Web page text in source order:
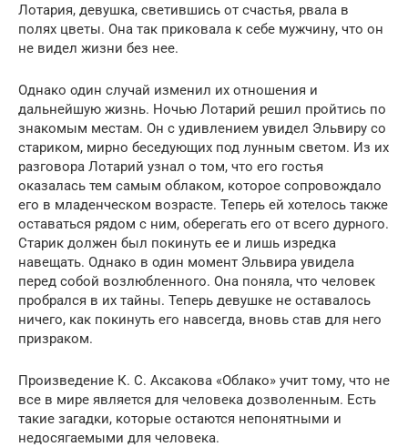
Лотария, девушка, светившись от счастья, рвала в
полях цветы. Она так приковала к себе мужчину, что он
не видел жизни без нее.
Однако один случай изменил их отношения и
дальнейшую жизнь. Ночью Лотарий решил пройтись по
знакомым местам. Он с удивлением увидел Эльвиру со
стариком, мирно беседующих под лунным светом. Из их
разговора Лотарий узнал о том, что его гостья
оказалась тем самым облаком, которое сопровождало
его в младенческом возрасте. Теперь ей хотелось также
оставаться рядом с ним, оберегать его от всего дурного.
Старик должен был покинуть ее и лишь изредка
навещать. Однако в один момент Эльвира увидела
перед собой возлюбленного. Она поняла, что человек
пробрался в их тайны. Теперь девушке не оставалось
ничего, как покинуть его навсегда, вновь став для него
призраком.
Произведение К. С. Аксакова «Облако» учит тому, что не
все в мире является для человека дозволенным. Есть
такие загадки, которые остаются непонятными и
недосягаемыми для человека.